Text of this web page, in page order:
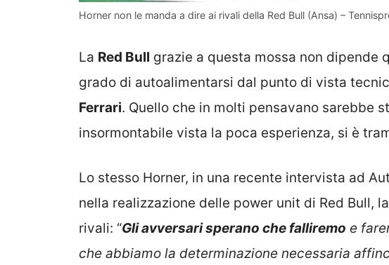
Horner non le manda a dire ai rivali della Red Bull (Ansa) –
La Red Bull grazie a questa mossa non dipende
grado di autoalimentarsi dal punto di vista
Ferrari. Quello che in molti pensavano sarebbe
insormontabile vista la poca esperienza, si è
Lo stesso Horner, in una recente intervista ad
nella realizzazione delle power unit di Red Bull,
rivali: “Gli avversari sperano che falliremo e
che abbiamo la determinazione necessaria